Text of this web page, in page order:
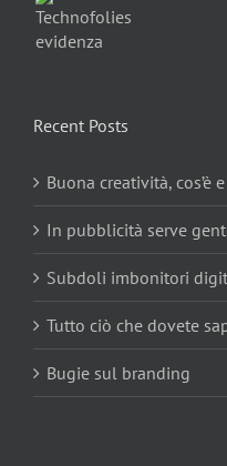
Recent Posts
Buona creatività, cos’è
In pubblicità serve
Subdoli imbonitori
Tutto ciò che dovete
Bugie sul branding